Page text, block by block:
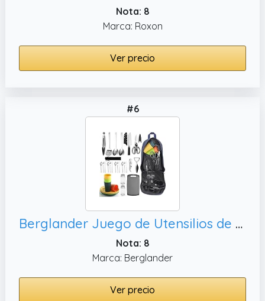
Nota: 8
Marca: Roxon
Ver precio
#6
Berglander Juego de Utensilios de Cocina para Camping con Juego de Cubiertos y Plato, Barbacoa y Camping
Nota: 8
Marca: Berglander
Ver precio